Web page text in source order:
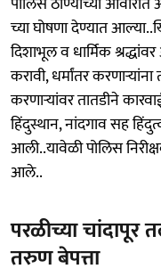
च्या घोषणा देण्यात
दिशाभूल व धार्मिक
करावी, धर्मांतर
करणाऱ्यांवर तातडीने
हिंदुस्थान, नांदगाव सह
आली..यावेळी पोलिस
आले..
परळीच्या चांदापूर
तरुण बेपत्ता